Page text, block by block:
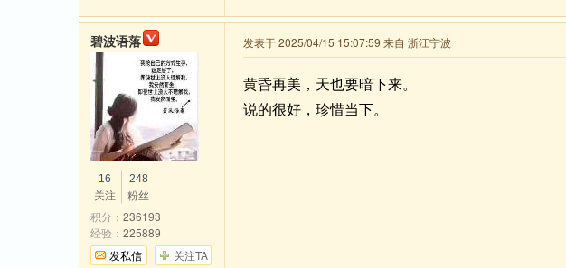
发表于 2025/04/15 15:07:59 来自 浙江宁波
黄昏再美，天也要暗下来。
说的很好，珍惜当下。
碧波语落
16
关注
248
粉丝
积分： 236193
经验： 225889
发私信
关注TA